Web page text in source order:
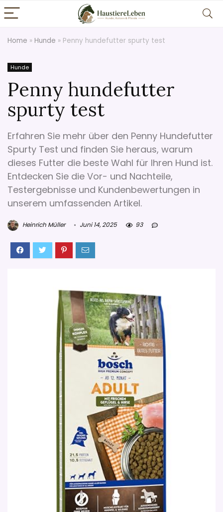
Home » Hunde » Penny hundefutter spurty test
Hunde
Penny hundefutter
spurty test
Erfahren Sie mehr über den Penny Hundefutter
Spurty Test und finden Sie heraus, warum
dieses Futter die beste Wahl für Ihren Hund ist.
Entdecken Sie die Vor- und Nachteile,
Testergebnisse und Kundenbewertungen in
unserem umfassenden Artikel.
Heinrich Müller Juni 14, 2025 93